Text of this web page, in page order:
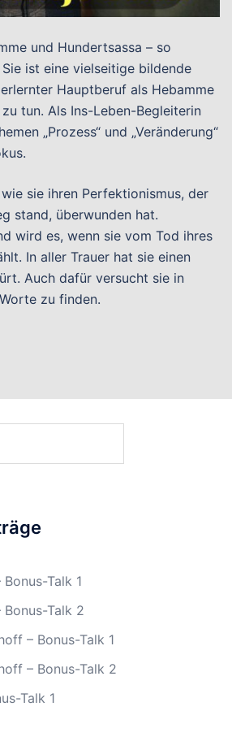
und Hundertsassa – so
ist eine vielseitige bildende
Hauptberuf als Hebamme
tun. Als Ins-Leben-Begleiterin
„Prozess“ und „Veränderung“
sie ihren Perfektionismus, der
stand, überwunden hat.
wird es, wenn sie vom Tod ihres
In aller Trauer hat sie einen
Auch dafür versucht sie in
zu finden.
Talk 1
Talk 2
– Bonus-Talk 1
– Bonus-Talk 2
Talk 1